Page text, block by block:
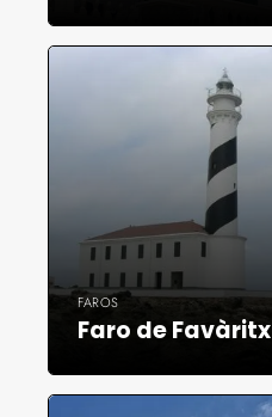
FAROS
Faro de Favàritx